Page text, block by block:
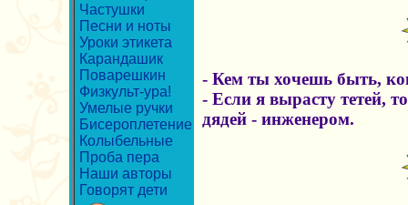
Частушки
Песни и ноты
Уроки этикета
Карандашик
Поварешкин
Физкульт-ура!
Умелые ручки
Бисероплетение
Колыбельные
Проба пера
Наши авторы
Говорят дети
- Кем ты хочешь быть,
- Если я вырасту тетей,
дядей - инженером.